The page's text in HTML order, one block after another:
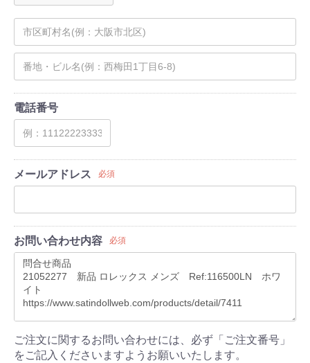
電話番号
メールアドレス 必須
お問い合わせ内容 必須
ご注文に関するお問い合わせには、必ず「ご注文番号」
をご記入くださいますようお願いいたします。